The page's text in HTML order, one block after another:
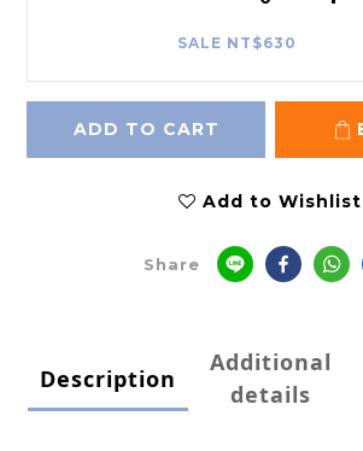
SALE NT$630
ADD TO CART
Add to Wishlist
Share
Description
Additional
details